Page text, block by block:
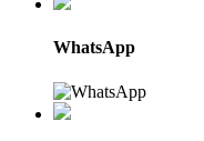
WhatsApp